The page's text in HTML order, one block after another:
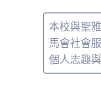
本校與聖
馬會社會
個人志趣